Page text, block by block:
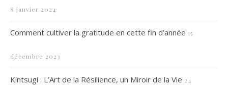
8 janvier 2024
Comment cultiver la gratitude en cette fin d’année 15
décembre 2023
Kintsugi : L’Art de la Résilience, un Miroir de la Vie 24